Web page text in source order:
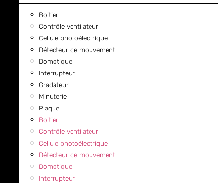
Boitier
Contrôle ventilateur
Cellule photoélectrique
Détecteur de mouvement
Domotique
Interrupteur
Gradateur
Minuterie
Plaque
Boitier
Contrôle ventilateur
Cellule photoélectrique
Détecteur de mouvement
Domotique
Interrupteur